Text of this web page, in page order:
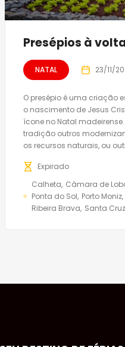
Presépios à
NATAL 23/11/
O presépio é uma criação
o nascimento de Jesus
ícone no Natal
tradição outros
os recursos naturais, ou
Expirado
Calheta Câmara de
Ponta do Sol Porto Moniz
Ribeira Brava Santa Cruz